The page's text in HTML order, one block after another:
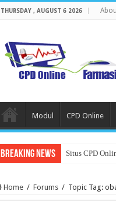
THURSDAY , AUGUST 6 2026
Modul CPD Online
Breaking News Situs CPD
Home / Forums / Topic Tag: